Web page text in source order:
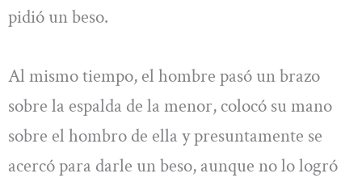
pidió un beso.
Al mismo tiempo, el hombre pasó un brazo
sobre la espalda de la menor, colocó su mano
sobre el hombro de ella y presuntamente se
acercó para darle un beso, aunque no lo logró